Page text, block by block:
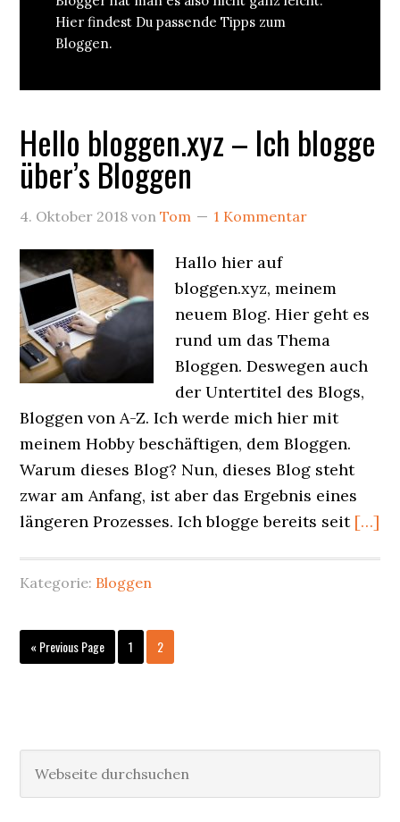
Hier findest Du passende Tipps zum
Bloggen.
Hello bloggen.xyz – Ich blogge
über’s Bloggen
4. Oktober 2018 vonTom 1 Kommentar
Hallo hier auf
bloggen.xyz, meinem
neuem Blog. Hier geht es
rund um das Thema
Bloggen. Deswegen auch
der Untertitel des Blogs,
Bloggen von A-Z. Ich werde mich hier mit
meinem Hobby beschäftigen, dem Bloggen.
Warum dieses Blog? Nun, dieses Blog steht
zwar am Anfang, ist aber das Ergebnis eines
längeren Prozesses. Ich blogge bereits seit […]
Kategorie: Bloggen
« Go
to
Previous Page Seite
1 Seite
2
Haupt-
Sidebar
durchsuchen